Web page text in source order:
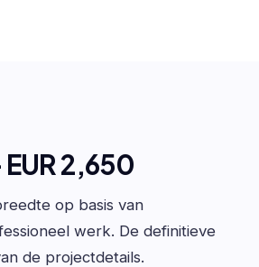
2,650
op basis van
werk. De definitieve
de projectdetails.